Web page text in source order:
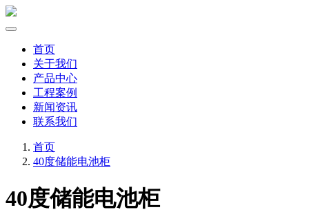
首页
关于我们
产品中心
工程案例
新闻资讯
联系我们
首页
40度储能电池柜
40度储能电池柜